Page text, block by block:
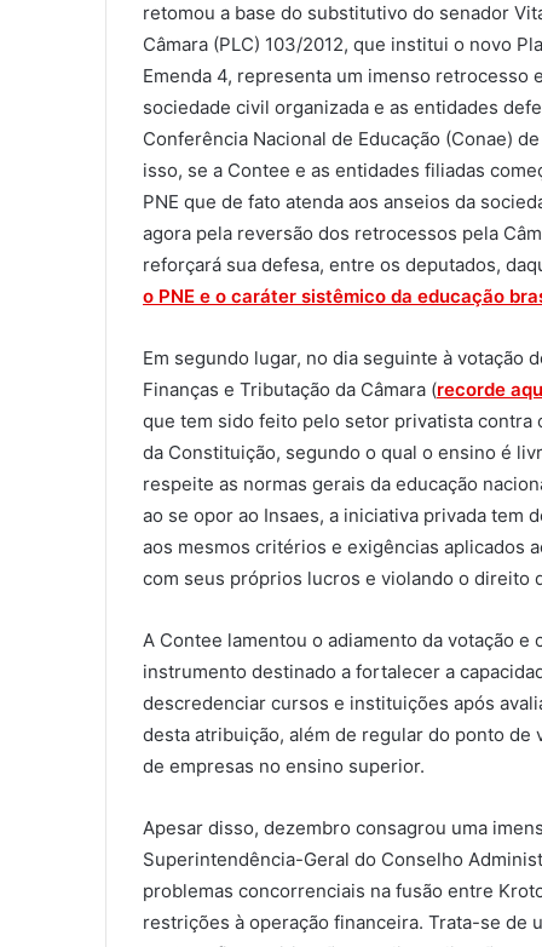
retomou a base do substitutivo do senador
Câmara (PLC) 103/2012, que institui o novo
Emenda 4, representa um imenso retrocesso
sociedade civil organizada e as entidades
Conferência Nacional de Educação (Conae)
isso, se a Contee e as entidades filiadas
PNE que de fato atenda aos anseios da
agora pela reversão dos retrocessos pela
reforçará sua defesa, entre os deputados,
o PNE e o caráter sistêmico da educação
Em segundo lugar, no dia seguinte à votação
Finanças e Tributação da Câmara (recorde
que tem sido feito pelo setor privatista
da Constituição, segundo o qual o ensino é
respeite as normas gerais da educação
ao se opor ao Insaes, a iniciativa privada tem
aos mesmos critérios e exigências aplicados
com seus próprios lucros e violando o direito
A Contee lamentou o adiamento da votação
instrumento destinado a fortalecer a
descredenciar cursos e instituições após
desta atribuição, além de regular do ponto
de empresas no ensino superior.
Apesar disso, dezembro consagrou uma
Superintendência-Geral do Conselho
problemas concorrenciais na fusão entre
restrições à operação financeira. Trata-se de